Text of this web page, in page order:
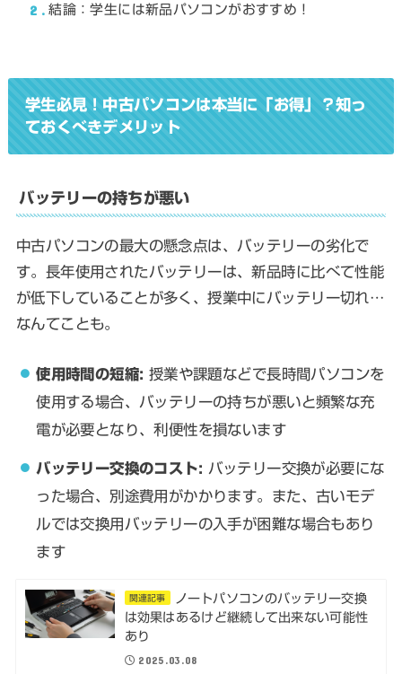
2 結論：学生には新品パソコンがおすすめ！
学生必見！中古パソコンは本当に「お得」？知っ
ておくべきデメリット
バッテリーの持ちが悪い
中古パソコンの最大の懸念点は、バッテリーの劣化で
す。長年使用されたバッテリーは、新品時に比べて性能
が低下していることが多く、授業中にバッテリー切れ…
なんてことも。
使用時間の短縮: 授業や課題などで長時間パソコンを
使用する場合、バッテリーの持ちが悪いと頻繁な充
電が必要となり、利便性を損ないます
バッテリー交換のコスト: バッテリー交換が必要にな
った場合、別途費用がかかります。また、古いモデ
ルでは交換用バッテリーの入手が困難な場合もあり
ます
関連記事
ノートパソコンのバッテリー交換
は効果はあるけど継続して出来ない可能性
あり
2025.03.08